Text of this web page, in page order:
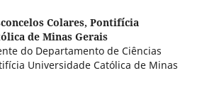
Colares, Pontifícia
de Minas Gerais
do Departamento de Ciências
Universidade Católica de Minas